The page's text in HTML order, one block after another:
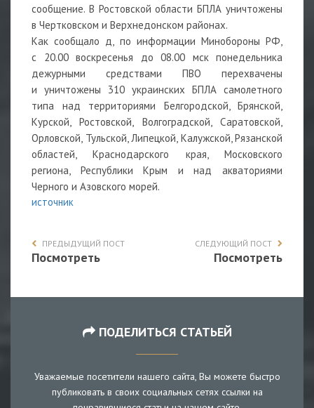
сообщение. В Ростовской области БПЛА уничтожены
в Чертковском и Верхнедонском районах.
Как сообщало д, по информации Минобороны РФ,
с 20.00 воскресенья до 08.00 мск понедельника
дежурными средствами ПВО перехвачены
и уничтожены 310 украинских БПЛА самолетного
типа над территориями Белгородской, Брянской,
Курской, Ростовской, Волгоградской, Саратовской,
Орловской, Тульской, Липецкой, Калужской, Рязанской
областей, Краснодарского края, Московского
региона, Республики Крым и над акваториями
Черного и Азовского морей.
источник
ПРЕДЫДУЩИЙ ПОСТ
Посмотреть
СЛЕДУЮЩИЙ ПОСТ
Посмотреть
ПОДЕЛИТЬСЯ СТАТЬЕЙ
Уважаемые посетители нашего сайта, Вы можете быстро
публиковать в своих социальных сетях ссылки на